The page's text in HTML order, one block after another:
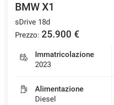
BMW X1
sDrive 18d
Prezzo: 25.900 €
Immatricolazione
2023
Alimentazione
Diesel